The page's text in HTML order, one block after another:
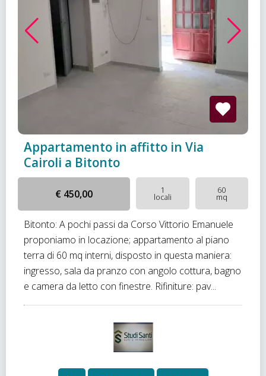
Appartamento in affitto in Via
Cairoli a Bitonto
€ 450,00 1
locali
60
mq
Bitonto: A pochi passi da Corso Vittorio Emanuele
proponiamo in locazione; appartamento al piano
terra di 60 mq interni, disposto in questa maniera:
ingresso, sala da pranzo con angolo cottura, bagno
e camera da letto con finestre. Rifiniture: pav...